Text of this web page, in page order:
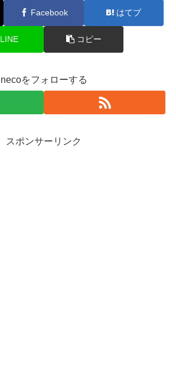
Facebook はてブ
LINE コピー
necoをフォローする
スポンサーリンク